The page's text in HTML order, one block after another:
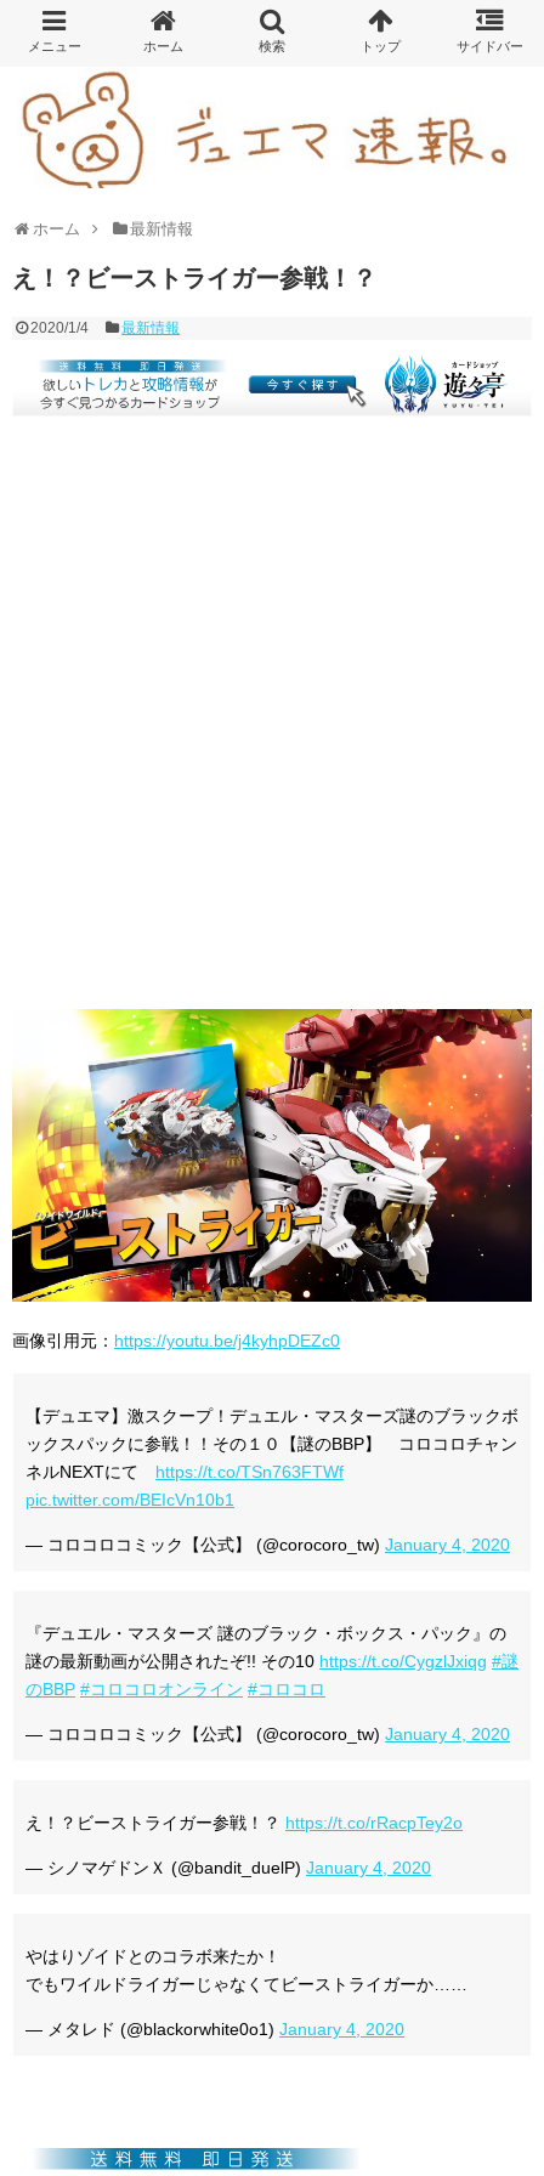
ホーム 最新情報
え！？ビーストライガー参戦！？
2020/1/4 最新情報
画像引用元： https://youtu.be/j4kyhpDEZc0
【デュエマ】激スクープ！デュエル・マスターズ謎のブラックボ
ックスパックに参戦！！その１０【謎のBBP】 コロコロチャン
ネルNEXTにて https://t.co/TSn763FTWf
pic.twitter.com/BEIcVn10b1
— コロコロコミック【公式】 (@corocoro_tw) January 4, 2020
『デュエル・マスターズ 謎のブラック・ボックス・パック』の
謎の最新動画が公開されたぞ!! その10 https://t.co/CygzlJxiqg #謎
のBBP #コロコロオンライン #コロコロ
— コロコロコミック【公式】 (@corocoro_tw) January 4, 2020
え！？ビーストライガー参戦！？ https://t.co/rRacpTey2o
— シノマゲドンＸ (@bandit_duelP) January 4, 2020
やはりゾイドとのコラボ来たか！
でもワイルドライガーじゃなくてビーストライガーか……
— メタレド (@blackorwhite0o1) January 4, 2020